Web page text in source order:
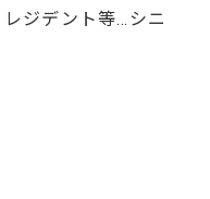
ジデント等…シニ